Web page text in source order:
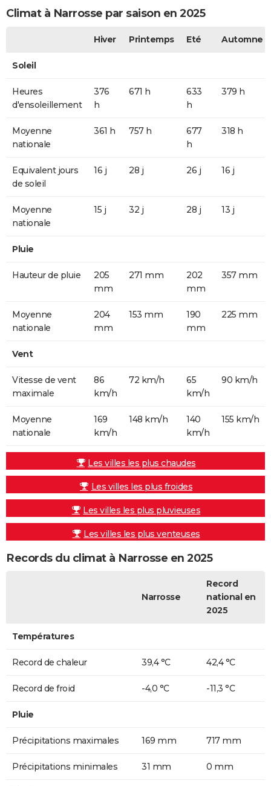
Climat à Narrosse par saison en 2025
Hiver Printemps Eté Automne
Soleil
Heures
d'ensoleillement
376
h
671 h
633
h
379 h
Moyenne
nationale
361 h 757 h
677
h
318 h
Equivalent jours
de soleil
16 j 28 j 26 j 16 j
Moyenne
nationale
15 j 32 j 28 j 13 j
Pluie
Hauteur de pluie
205
mm
271 mm
202
mm
357 mm
Moyenne
nationale
204
mm
153 mm
190
mm
225 mm
Vent
Vitesse de vent
maximale
86
km/h
72 km/h
65
km/h
90 km/h
Moyenne
nationale
169
km/h
148 km/h
140
km/h
155 km/h
Les villes les plus chaudes
Les villes les plus froides
Les villes les plus pluvieuses
Les villes les plus venteuses
Records du climat à Narrosse en 2025
Narrosse
Record
national en
2025
Températures
Record de chaleur 39,4 °C 42,4 °C
Record de froid -4,0 °C -11,3 °C
Pluie
Précipitations maximales 169 mm 717 mm
Précipitations minimales 31 mm 0 mm